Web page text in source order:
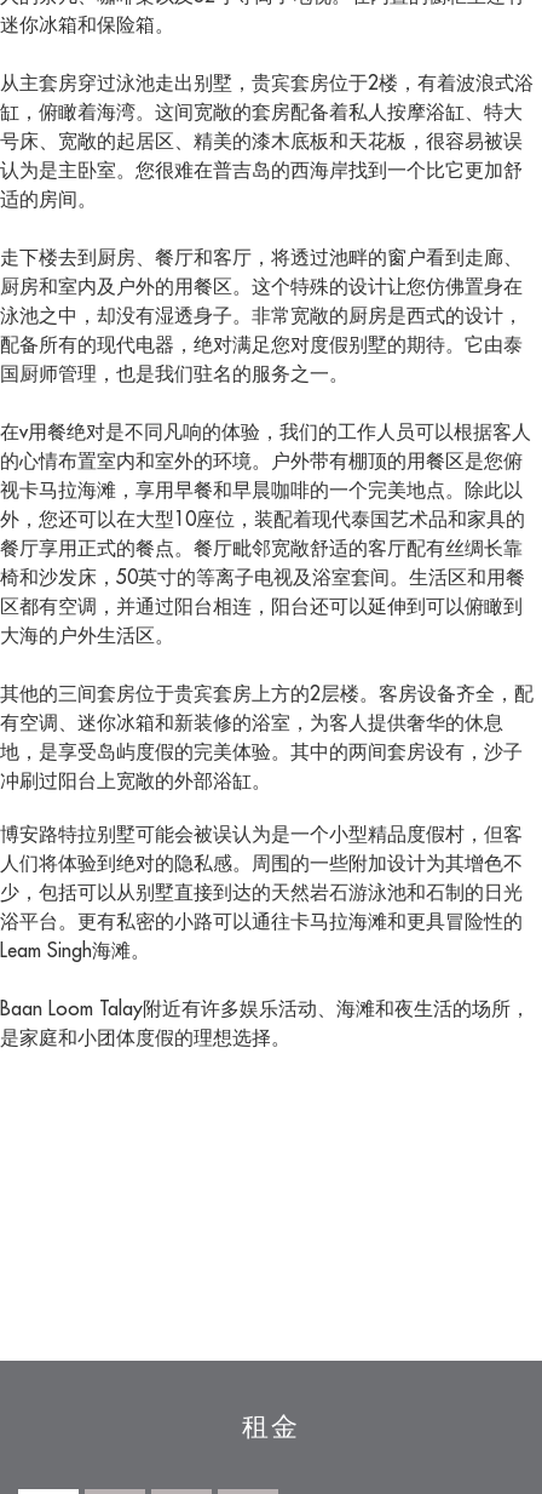
迷你冰箱和保险箱。
从主套房穿过泳池走出别墅，贵宾套房位于2楼，有着波浪式浴
缸，俯瞰着海湾。这间宽敞的套房配备着私人按摩浴缸、特大
号床、宽敞的起居区、精美的漆木底板和天花板，很容易被误
认为是主卧室。您很难在普吉岛的西海岸找到一个比它更加舒
适的房间。
走下楼去到厨房、餐厅和客厅，将透过池畔的窗户看到走廊、
厨房和室内及户外的用餐区。这个特殊的设计让您仿佛置身在
泳池之中，却没有湿透身子。非常宽敞的厨房是西式的设计，
配备所有的现代电器，绝对满足您对度假别墅的期待。它由泰
国厨师管理，也是我们驻名的服务之一。
在v用餐绝对是不同凡响的体验，我们的工作人员可以根据客人
的心情布置室内和室外的环境。户外带有棚顶的用餐区是您俯
视卡马拉海滩，享用早餐和早晨咖啡的一个完美地点。除此以
外，您还可以在大型10座位，装配着现代泰国艺术品和家具的
餐厅享用正式的餐点。餐厅毗邻宽敞舒适的客厅配有丝绸长靠
椅和沙发床，50英寸的等离子电视及浴室套间。生活区和用餐
区都有空调，并通过阳台相连，阳台还可以延伸到可以俯瞰到
大海的户外生活区。
其他的三间套房位于贵宾套房上方的2层楼。客房设备齐全，配
有空调、迷你冰箱和新装修的浴室，为客人提供奢华的休息
地，是享受岛屿度假的完美体验。其中的两间套房设有，沙子
冲刷过阳台上宽敞的外部浴缸。
博安路特拉别墅可能会被误认为是一个小型精品度假村，但客
人们将体验到绝对的隐私感。周围的一些附加设计为其增色不
少，包括可以从别墅直接到达的天然岩石游泳池和石制的日光
浴平台。更有私密的小路可以通往卡马拉海滩和更具冒险性的
Leam Singh海滩。
Baan Loom Talay附近有许多娱乐活动、海滩和夜生活的场所，
是家庭和小团体度假的理想选择。
租金